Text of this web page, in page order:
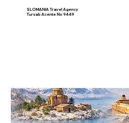
SLOMANIA Travel Agency
Tursab Acente No 9449